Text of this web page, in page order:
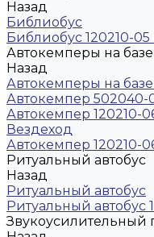
Назад
Библиобус
Библиобус 120210-
Автокемперы на
Назад
Автокемперы на
Автокемпер 502040-
Автокемпер 120210-
Вездеход
Автокемпер 120210-
Ритуальный автобус
Назад
Ритуальный автобус
Ритуальный автобус
Звукоусилительный